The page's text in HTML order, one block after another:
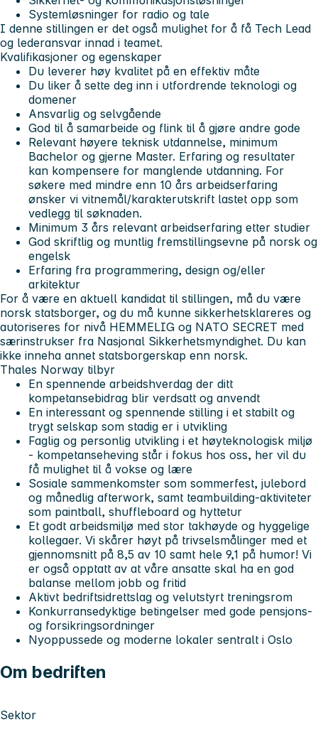
Systemløsninger for radio og tale
I denne stillingen er det også mulighet for å få Tech Lead
og lederansvar innad i teamet.
Kvalifikasjoner og egenskaper
Du leverer høy kvalitet på en effektiv måte
Du liker å sette deg inn i utfordrende teknologi og
domener
Ansvarlig og selvgående
God til å samarbeide og flink til å gjøre andre gode
Relevant høyere teknisk utdannelse, minimum
Bachelor og gjerne Master. Erfaring og resultater
kan kompensere for manglende utdanning. For
søkere med mindre enn 10 års arbeidserfaring
ønsker vi vitnemål/karakterutskrift lastet opp som
vedlegg til søknaden.
Minimum 3 års relevant arbeidserfaring etter studier
God skriftlig og muntlig fremstillingsevne på norsk og
engelsk
Erfaring fra programmering, design og/eller
arkitektur
For å være en aktuell kandidat til stillingen, må du være
norsk statsborger, og du må kunne sikkerhetsklareres og
autoriseres for nivå HEMMELIG og NATO SECRET med
særinstrukser fra Nasjonal Sikkerhetsmyndighet. Du kan
ikke inneha annet statsborgerskap enn norsk.
Thales Norway tilbyr
En spennende arbeidshverdag der ditt
kompetansebidrag blir verdsatt og anvendt
En interessant og spennende stilling i et stabilt og
trygt selskap som stadig er i utvikling
Faglig og personlig utvikling i et høyteknologisk miljø
- kompetanseheving står i fokus hos oss, her vil du
få mulighet til å vokse og lære
Sosiale sammenkomster som sommerfest, julebord
og månedlig afterwork, samt teambuilding-aktiviteter
som paintball, shuffleboard og hyttetur
Et godt arbeidsmiljø med stor takhøyde og hyggelige
kollegaer. Vi skårer høyt på trivselsmålinger med et
gjennomsnitt på 8,5 av 10 samt hele 9,1 på humor! Vi
er også opptatt av at våre ansatte skal ha en god
balanse mellom jobb og fritid
Aktivt bedriftsidrettslag og velutstyrt treningsrom
Konkurransedyktige betingelser med gode pensjons-
og forsikringsordninger
Nyoppussede og moderne lokaler sentralt i Oslo
Om bedriften
Sektor